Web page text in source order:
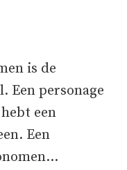
is de
Een personage
een
Een